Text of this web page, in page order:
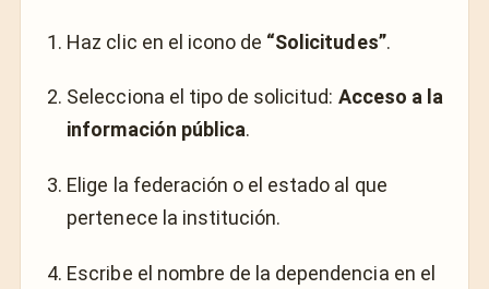
Haz clic en el icono de “Solicitudes”.
Selecciona el tipo de solicitud: Acceso a la
información pública.
Elige la federación o el estado al que
pertenece la institución.
Escribe el nombre de la dependencia en el